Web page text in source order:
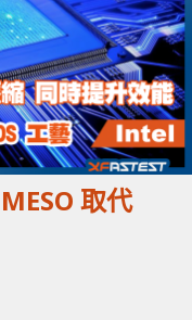
取代